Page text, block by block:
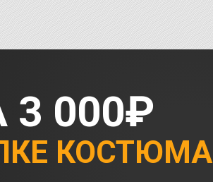
КОСТЮМА
000₽